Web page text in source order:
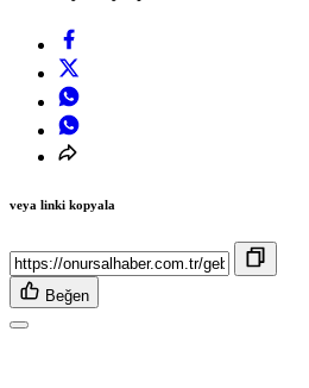
veya linki kopyala
Beğen